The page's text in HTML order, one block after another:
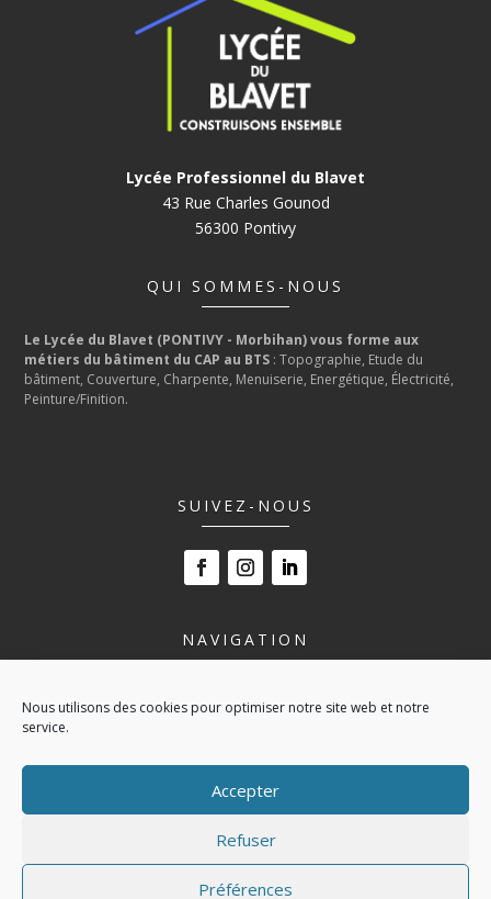
Nous utilisons des cookies pour optimiser notre site web et notre
service.
Accepter
Refuser
Préférences
Lycée Professionnel du Blavet
43 Rue Charles Gounod
56300 Pontivy
QUI SOMMES-NOUS
Le Lycée du Blavet (PONTIVY - Morbihan) vous forme aux
métiers du bâtiment du CAP au BTS : Topographie, Etude du
bâtiment, Couverture, Charpente, Menuiserie, Energétique, Électricité,
Peinture/Finition.
SUIVEZ-NOUS
NAVIGATION
NOS FORMATIONS
ACTUALITÉS
POLITIQUE DE COOKIES (UE)